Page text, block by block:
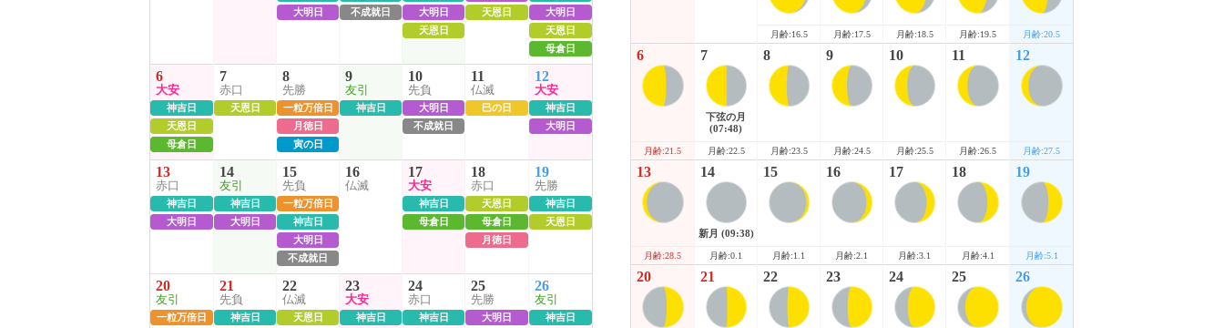
大明日
不成就日
大明日
天恩日
天恩日
大明日
天恩日
母倉日
6
大安
神吉日
天恩日
母倉日
7
赤口
天恩日
8
先勝
一粒万倍日
月徳日
寅の日
9
友引
神吉日
10
先負
大明日
不成就日
11
仏滅
巳の日
12
大安
神吉日
大明日
13
赤口
神吉日
大明日
14
友引
神吉日
大明日
15
先負
一粒万倍日
神吉日
大明日
不成就日
16
仏滅
17
大安
神吉日
母倉日
18
赤口
天恩日
母倉日
月徳日
19
先勝
神吉日
天恩日
20
友引
一粒万倍日
21
先負
神吉日
22
仏滅
天恩日
23
大安
神吉日
24
赤口
神吉日
25
先勝
大明日
26
友引
神吉日
月齢:16.5 月齢:17.5 月齢:18.5 月齢:19.5 月齢:20.5
6
月齢:21.5
7
下弦の月
(07:48)
月齢:22.5
8
月齢:23.5
9
月齢:24.5
10
月齢:25.5
11
月齢:26.5
12
月齢:27.5
13
月齢:28.5
14
新月 (09:38)
月齢:0.1
15
月齢:1.1
16
月齢:2.1
17
月齢:3.1
18
月齢:4.1
19
月齢:5.1
20 21 22 23 24 25 26